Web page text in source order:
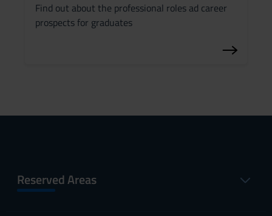
Find out about the professional roles ad career
prospects for graduates
Reserved Areas